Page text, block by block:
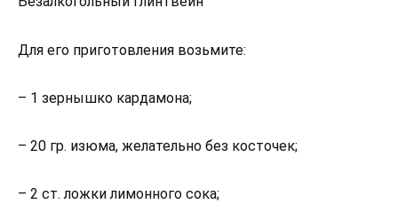
Для его приготовления возьмите:
– 1 зернышко кардамона;
– 20 гр. изюма, желательно без косточек;
– 2 ст. ложки лимонного сока;